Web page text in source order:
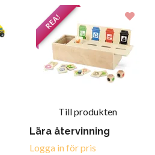
REA!
Till produkten
Lära återvinning
Logga in för pris